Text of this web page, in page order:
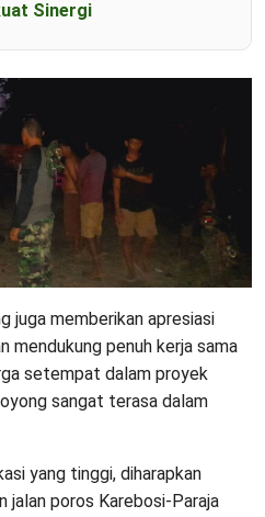
Sinergi
juga memberikan apresiasi
mendukung penuh kerja sama
setempat dalam proyek
sangat terasa dalam
yang tinggi, diharapkan
jalan poros Karebosi-Paraja